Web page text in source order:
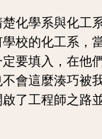
化學系與化工
校的化工系，
要填入，在他
會這麼湊巧被
了工程師之路